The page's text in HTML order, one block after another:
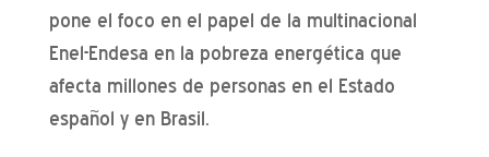
pone el foco en el papel de la multinacional
Enel-Endesa en la pobreza energética que
afecta millones de personas en el Estado
español y en Brasil.